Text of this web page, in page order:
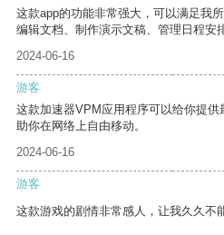
这款app的功能非常强大，可以满足我
编辑文档、制作演示文稿、管理日程安
2024-06-16
游客
这款加速器VPM应用程序可以给你提
助你在网络上自由移动。
2024-06-16
游客
这款游戏的剧情非常感人，让我久久不